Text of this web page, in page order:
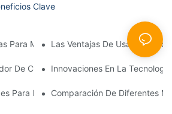
Clave
Para Mantener Su Analizador De
Las Ventajas De Usar Un
De Calidad De Agua Multiparaméter
Innovaciones En La
Para Medidores De Calidad De Agua
Comparación De Diferentes